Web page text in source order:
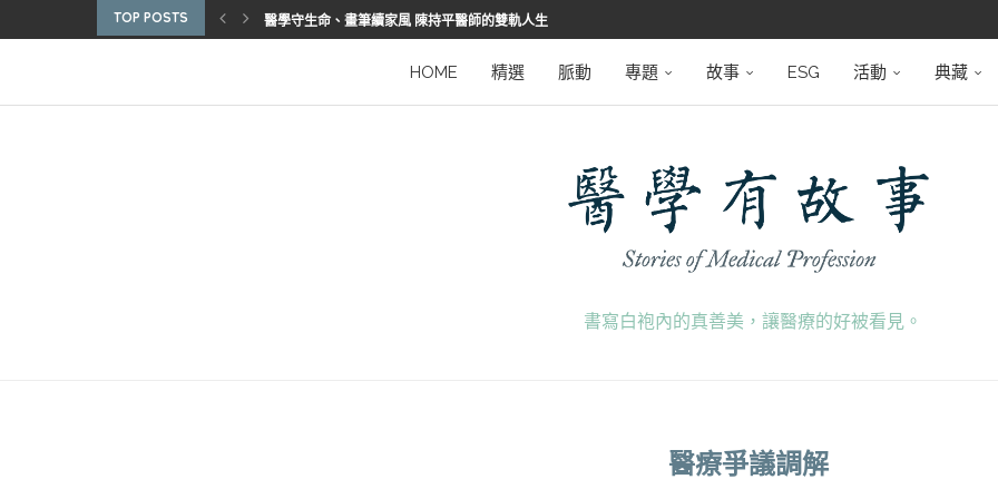
TOP POSTS 醫學守生命、畫筆續家風 陳持平醫師的雙軌人生
2025優秀護理人員表揚 看見疫後醫護堅韌
從臨床到國際舞台 江秉穎醫師的睡眠醫學之路
陳曾基院長：從紅榜少年到偏鄉醫院守望者
臺灣腦健康協會學術研討會 腦疾權威重磅登場
HOME 精選 脈動 專題 故事 ESG 活動 典藏
書寫白袍內的真善美，讓醫療的好被看見。
醫療爭議調解